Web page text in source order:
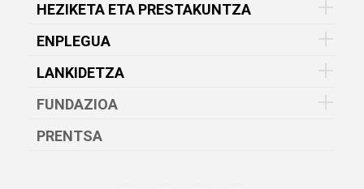
HEZIKETA ETA PRESTAKUNTZA
ENPLEGUA
LANKIDETZA
FUNDAZIOA
PRENTSA